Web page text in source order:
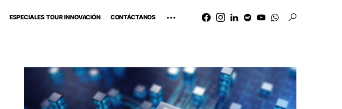
ESPECIALES TOUR INNOVACIÓN CONTÁCTANOS